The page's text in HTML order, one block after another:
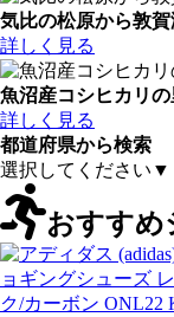
気比の松原から敦
詳しく見る
魚沼産コシヒカリ
詳しく見る
都道府県から検索
おすすめ